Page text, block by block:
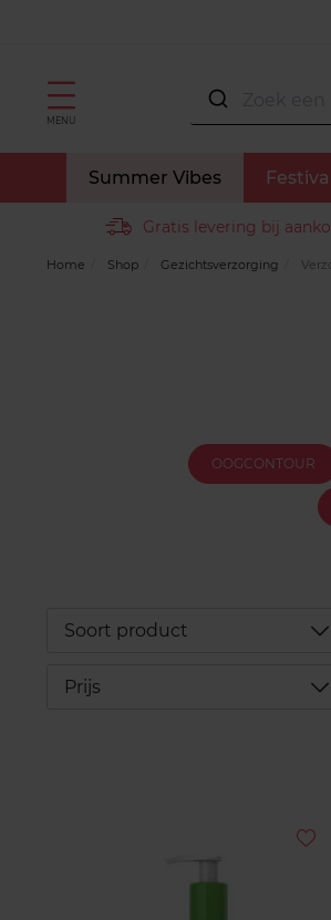
MENU
Summer Vibes
Gratis levering bij
Home Shop Gezichtsverzorging
OOGCONTOUR
Soort product
Prijs